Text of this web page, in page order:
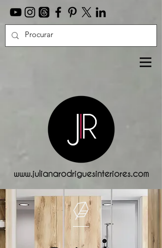
www.julianarodriguesinteriores.com